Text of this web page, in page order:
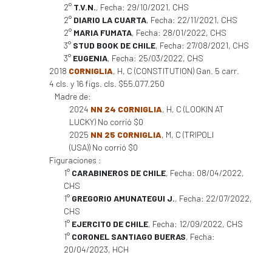
2° T.V.N., Fecha: 29/10/2021, CHS
2° DIARIO LA CUARTA, Fecha: 22/11/2021, CHS
2° MARIA FUMATA, Fecha: 28/01/2022, CHS
3° STUD BOOK DE CHILE, Fecha: 27/08/2021, CHS
3° EUGENIA, Fecha: 25/03/2022, CHS
2018 CORNIGLIA, H, C (CONSTITUTION) Gan. 5 carr.
4 cls. y 16 figs. cls. $55.077.250
Madre de:
2024 NN 24 CORNIGLIA, H, C (LOOKIN AT
LUCKY) No corrió $0
2025 NN 25 CORNIGLIA, M, C (TRIPOLI
(USA)) No corrió $0
Figuraciones :
1° CARABINEROS DE CHILE, Fecha: 08/04/2022,
CHS
1° GREGORIO AMUNATEGUI J., Fecha: 22/07/2022,
CHS
1° EJERCITO DE CHILE, Fecha: 12/09/2022, CHS
1° CORONEL SANTIAGO BUERAS, Fecha:
20/04/2023, HCH